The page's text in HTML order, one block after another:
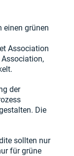
einen grünen
Association
der
Die
sollten nur
für grüne